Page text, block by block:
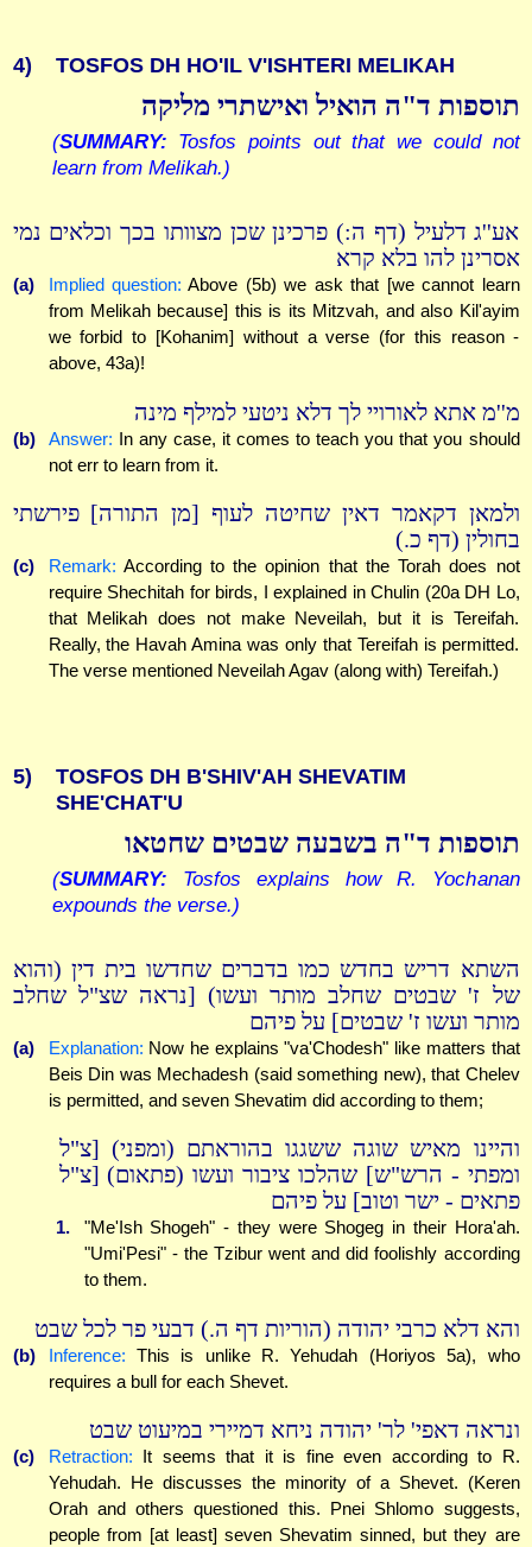
4) TOSFOS DH HO'IL V'ISHTERI MELIKAH
תוספות ד"ה הואיל ואישתרי מליקה
(SUMMARY: Tosfos points out that we could not
learn from Melikah.)
אע''ג דלעיל (דף ה:) פרכינן שכן מצוותו בכך וכלאים נמי
אסרינן להו בלא קרא
(a) Implied question: Above (5b) we ask that [we cannot learn
from Melikah because] this is its Mitzvah, and also Kil'ayim
we forbid to [Kohanim] without a verse (for this reason -
above, 43a)!
מ''מ אתא לאורויי לך דלא ניטעי למילף מינה
(b) Answer: In any case, it comes to teach you that you should
not err to learn from it.
ולמאן דקאמר דאין שחיטה לעוף [מן התורה] פירשתי
בחולין (דף כ.)
(c) Remark: According to the opinion that the Torah does not
require Shechitah for birds, I explained in Chulin (20a DH Lo,
that Melikah does not make Neveilah, but it is Tereifah.
Really, the Havah Amina was only that Tereifah is permitted.
The verse mentioned Neveilah Agav (along with) Tereifah.)
5)
TOSFOS DH B'SHIV'AH SHEVATIM
SHE'CHAT'U
תוספות ד"ה בשבעה שבטים שחטאו
(SUMMARY: Tosfos explains how R. Yochanan
expounds the verse.)
השתא דריש בחדש כמו בדברים שחדשו בית דין (והוא
של ז' שבטים שחלב מותר ועשו) [נראה שצ"ל שחלב
מותר ועשו ז' שבטים] על פיהם
(a) Explanation: Now he explains "va'Chodesh" like matters that
Beis Din was Mechadesh (said something new), that Chelev
is permitted, and seven Shevatim did according to them;
והיינו מאיש שוגה ששגגו בהוראתם (ומפני) [צ"ל
ומפתי - הרש"ש] שהלכו ציבור ועשו (פתאום) [צ"ל
פתאים - ישר וטוב] על פיהם
1.
"Me'Ish Shogeh" - they were Shogeg in their Hora'ah.
"Umi'Pesi" - the Tzibur went and did foolishly according
to them.
והא דלא כרבי יהודה (הוריות דף ה.) דבעי פר לכל שבט
(b) Inference: This is unlike R. Yehudah (Horiyos 5a), who
requires a bull for each Shevet.
ונראה דאפי' לר' יהודה ניחא דמיירי במיעוט שבט
(c) Retraction: It seems that it is fine even according to R.
Yehudah. He discusses the minority of a Shevet. (Keren
Orah and others questioned this. Pnei Shlomo suggests,
people from [at least] seven Shevatim sinned, but they are